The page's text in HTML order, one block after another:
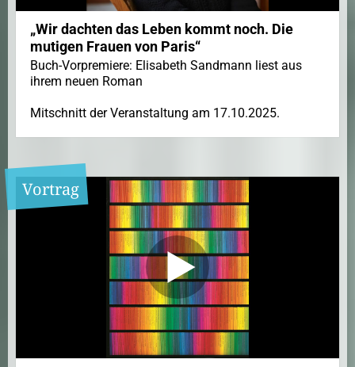
„Wir dachten das Leben kommt noch. Die
mutigen Frauen von Paris“
Buch-Vorpremiere: Elisabeth Sandmann liest aus
ihrem neuen Roman
Mitschnitt der Veranstaltung am 17.10.2025.
Vortrag